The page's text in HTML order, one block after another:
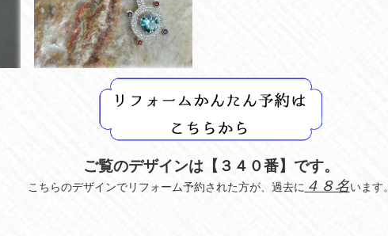
ご覧のデザインは【３４０番】です。
こちらのデザインでリフォーム予約された方が、過去に ４８名います